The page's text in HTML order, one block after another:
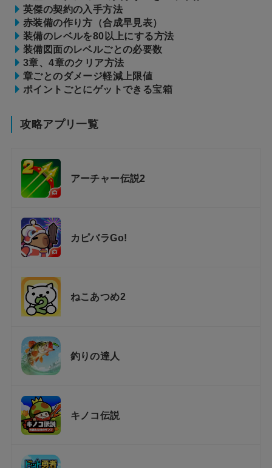
英傑の契約の入手方法
赤装備の作り方（合成早見表）
装備のレベルを80以上にする方法
装備図面のレベルごとの必要数
3章、4章のクリア方法
章ごとのダメージ軽減上限値
ポイントごとにゲットできる宝箱
攻略アプリ一覧
アーチャー伝説2
カピバラGo!
ねこあつめ2
釣りの達人
キノコ伝説